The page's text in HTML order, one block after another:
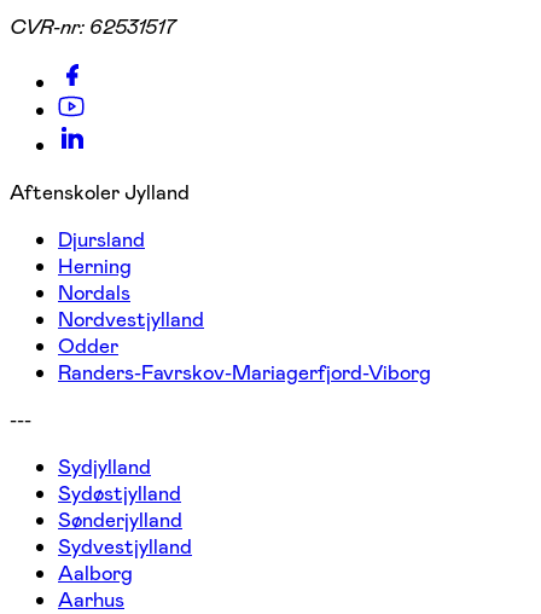
CVR-nr: 62531517
Aftenskoler Jylland
Djursland
Herning
Nordals
Nordvestjylland
Odder
Randers-Favrskov-Mariagerfjord-Viborg
---
Sydjylland
Sydøstjylland
Sønderjylland
Sydvestjylland
Aalborg
Aarhus